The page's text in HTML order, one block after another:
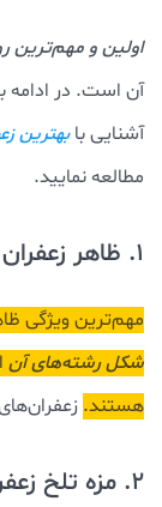
اولین و
آن است. در
آشنایی بابهترین
مطالعه نمایید.
1. ظاهر زعفران اصل شیپوری است!
مهم‌ترین ویژگی
شکل رشته‌های آن
هستند.
2. مزه تلخ